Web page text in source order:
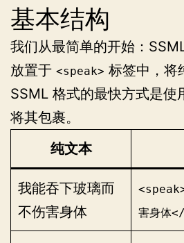
基本结构
我们从最简单的开始：
放置于 <speak> 标签中，将
SSML 格式的最快方式是使
将其包裹。
纯文本
我能吞下玻璃而
不伤害身体
害身体